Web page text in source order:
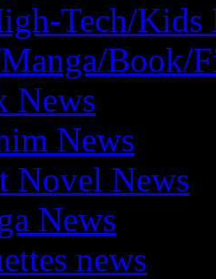
Tech/Kids
Book/
News
News
Novel News
News
news